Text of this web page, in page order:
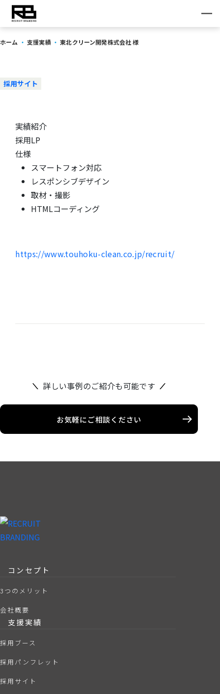
ホーム ・ 支援実績 ・ 東北クリーン開発株式会社 様
採用サイト
実績紹介
採用LP
仕様
スマートフォン対応
レスポンシブデザイン
取材・撮影
HTMLコーディング
https://www.touhoku-clean.co.jp/recruit/
詳しい事例のご紹介も可能です
お気軽にご相談ください
コンセプト
3つのメリット
会社概要
支援実績
採用ブース
採用パンフレット
採用サイト